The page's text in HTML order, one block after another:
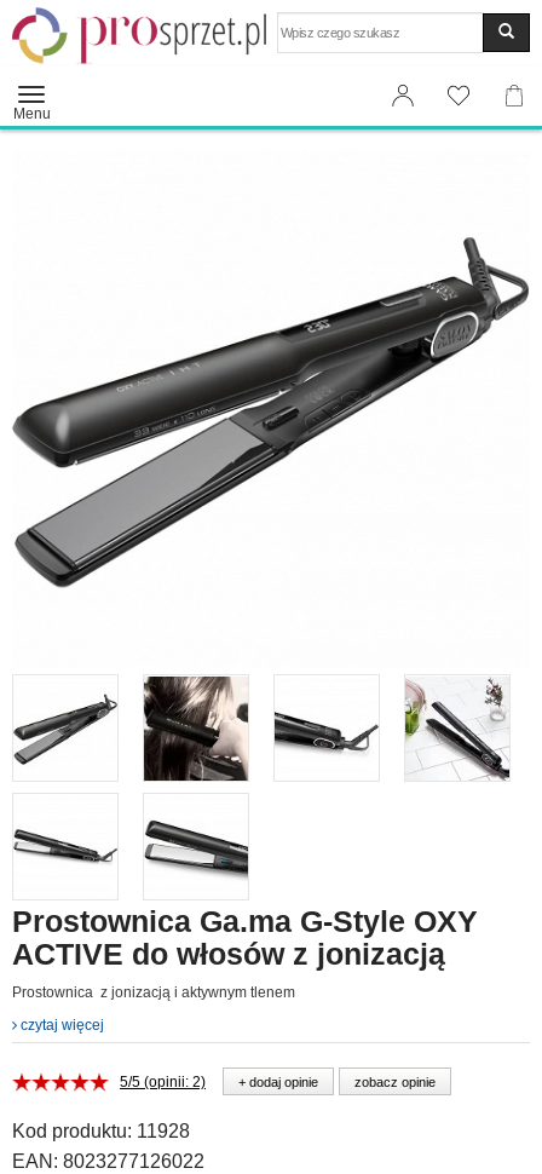
Menu
Prostownica Ga.ma G-Style OXY
ACTIVE do włosów z jonizacją
Prostownica z jonizacją i aktywnym tlenem
czytaj więcej
5/5 (opinii: 2) + dodaj opinie zobacz opinie
Kod produktu: 11928
EAN: 8023277126022